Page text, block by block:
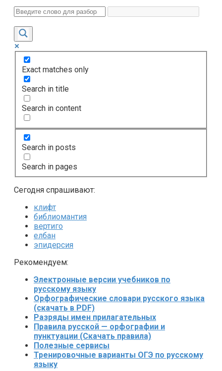
Exact matches only
Search in title
Search in content
Search in posts
Search in pages
Сегодня спрашивают:
клифт
библиомантия
вертиго
елбан
эпидерсия
Рекомендуем:
Электронные версии учебников по
русскому языку
Орфографические словари русского языка
(скачать в PDF)
Разряды имен прилагательных
Правила русской — орфографии и
пунктуации (Скачать правила)
Полезные сервисы
Тренировочные варианты ОГЭ по русскому
языку